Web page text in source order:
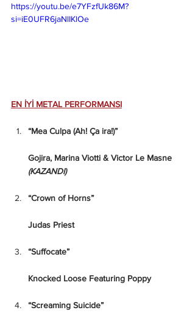
https://youtu.be/e7YFzfUk86M?
si=iE0UFR6jaNlIKlOe
EN İYİ METAL PERFORMANSI
“Mea Culpa (Ah! Ça ira!)”
Gojira, Marina Viotti & Victor Le Masne
(KAZANDI)
“Crown of Horns”
Judas Priest
“Suffocate”
Knocked Loose Featuring Poppy
“Screaming Suicide”